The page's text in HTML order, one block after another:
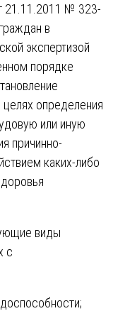
21.11.2011 № 323-
в
экспертизой
порядке
определения
или иную
причинно-
каких-либо
виды
с